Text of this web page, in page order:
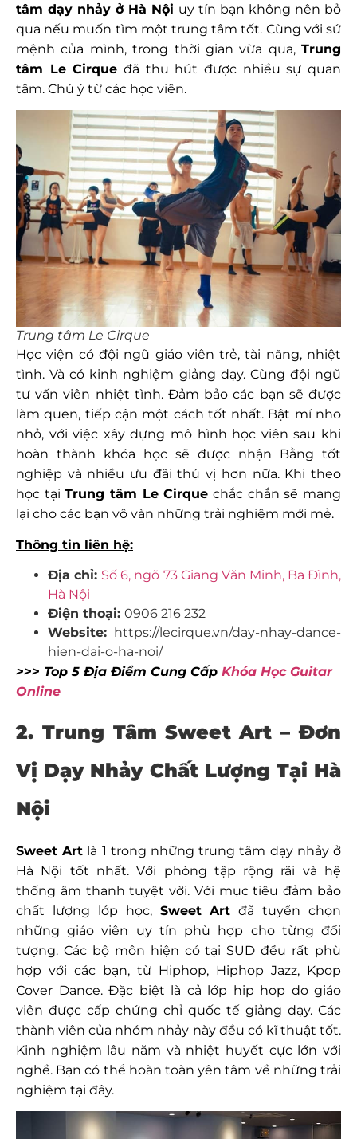
tâm dạy nhảy ở Hà Nội uy tín bạn không nên bỏ
qua nếu muốn tìm một trung tâm tốt. Cùng với sứ
mệnh của mình, trong thời gian vừa qua, Trung
tâm Le Cirque đã thu hút được nhiều sự quan
tâm. Chú ý từ các học viên.
Trung tâm Le Cirque
Học viện có đội ngũ giáo viên trẻ, tài năng, nhiệt
tình. Và có kinh nghiệm giảng dạy. Cùng đội ngũ
tư vấn viên nhiệt tình. Đảm bảo các bạn sẽ được
làm quen, tiếp cận một cách tốt nhất. Bật mí nho
nhỏ, với việc xây dựng mô hình học viên sau khi
hoàn thành khóa học sẽ được nhận Bằng tốt
nghiệp và nhiều ưu đãi thú vị hơn nữa. Khi theo
học tạiTrung tâm Le Cirque chắc chắn sẽ mang
lại cho các bạn vô vàn những trải nghiệm mới mẻ.
Thông tin liên hệ:
Địa chỉ: Số 6, ngõ 73 Giang Văn Minh, Ba Đình,
Hà Nội
Điện thoại: 0906 216 232
Website: https://lecirque.vn/day-nhay-dance-
hien-dai-o-ha-noi/
>>> Top 5 Địa Điểm Cung Cấp Khóa Học Guitar
Online
2. Trung Tâm Sweet Art – Đơn
Vị Dạy Nhảy Chất Lượng Tại Hà
Nội
Sweet Art là 1 trong những trung tâm dạy nhảy ở
Hà Nội tốt nhất. Với phòng tập rộng rãi và hệ
thống âm thanh tuyệt vời. Với mục tiêu đảm bảo
chất lượng lớp học, Sweet Art đã tuyển chọn
những giáo viên uy tín phù hợp cho từng đối
tượng. Các bộ môn hiện có tại SUD đều rất phù
hợp với các bạn, từ Hiphop, Hiphop Jazz, Kpop
Cover Dance. Đặc biệt là cả lớp hip hop do giáo
viên được cấp chứng chỉ quốc tế giảng dạy. Các
thành viên của nhóm nhảy này đều có kĩ thuật tốt.
Kinh nghiệm lâu năm và nhiệt huyết cực lớn với
nghề. Bạn có thể hoàn toàn yên tâm về những trải
nghiệm tại đây.